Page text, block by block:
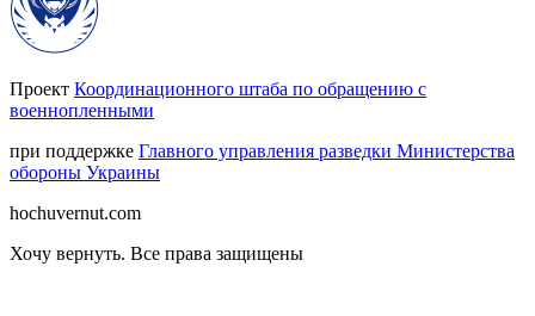
Проект Координационного штаба по обращению с
военнопленными
при поддержке Главного управления разведки Министерства
обороны Украины
hochuvernut.com
Хочу вернуть. Все права защищены